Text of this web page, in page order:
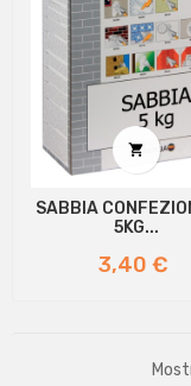

SABBIA
5KG...
Prezzo
3,40 €